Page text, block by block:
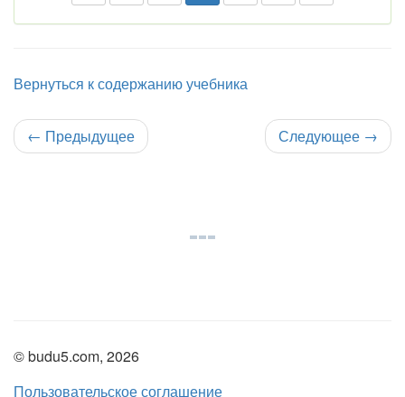
Вернуться к содержанию учебника
← Предыдущее Следующее →
© budu5.com, 2026
Пользовательское соглашение